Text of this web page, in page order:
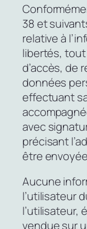
38 et
relative à
libertés,
d’accès, de
données
effectuant
avec
précisant
être
Aucune
l’utilisateur
l’utilisateur,
vendue sur